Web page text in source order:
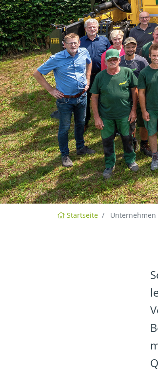
Startseite Unternehmen